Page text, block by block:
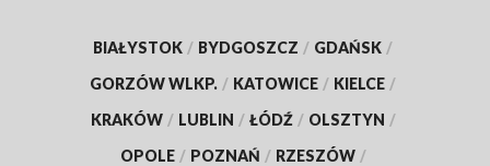
BIAŁYSTOK / BYDGOSZCZ / GDAŃSK /
GORZÓW WLKP. / KATOWICE / KIELCE /
KRAKÓW / LUBLIN / ŁÓDŹ / OLSZTYN /
OPOLE / POZNAŃ / RZESZÓW /